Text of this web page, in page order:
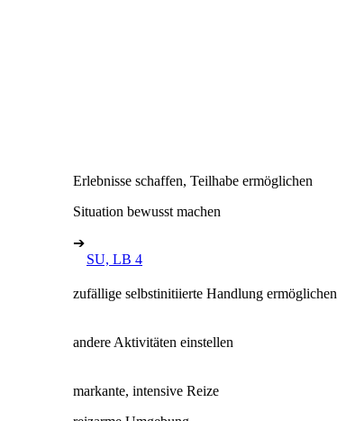
Erlebnisse schaffen, Teilhabe ermöglichen
Situation bewusst machen
➔
SU, LB 4
zufällige selbstinitiierte Handlung ermöglichen
andere Aktivitäten einstellen
markante, intensive Reize